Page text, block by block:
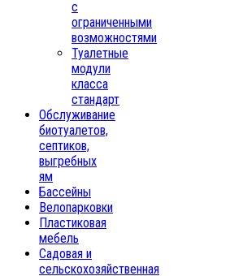
с
ограниченными
возможностями
Туалетные
модули
класса
стандарт
Обслуживание
биотуалетов,
септиков,
выгребных
ям
Бассейны
Велопарковки
Пластиковая
мебель
Садовая и
сельскохозяйственная